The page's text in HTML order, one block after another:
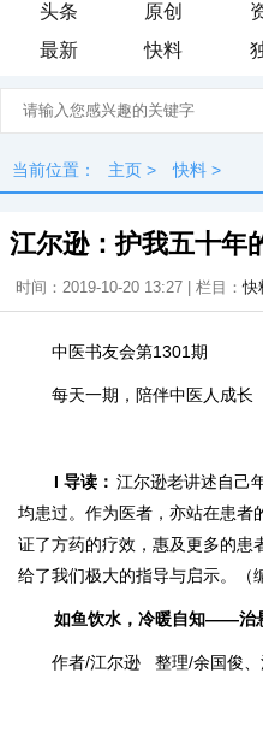
头条 原创
最新
快料
当前位置： 主页 > 快料 >
江尔逊：护我五十年
时间：2019-10-20 13:27 | 栏目：快
中医书友会第1301期
每天一期，陪伴中医人成长
I 导读 ： 江尔逊老讲述自己
均患过。作为医者，亦站在患者
证了方药的疗效，惠及更多的患
给了我们极大的指导与启示。（
如鱼饮水，冷暖自知——治
作者/江尔逊 整理/余国俊、